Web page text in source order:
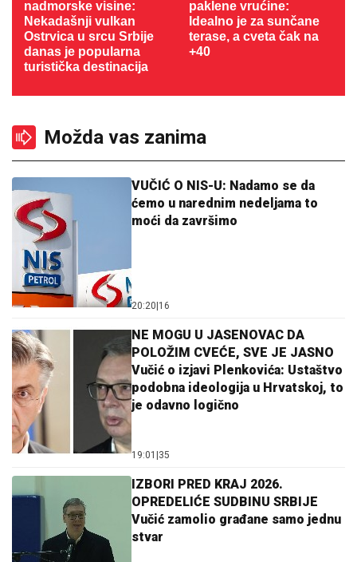
nadmorske visine:
Nekadašnji vulkan
Ostrvica u srcu Srbije
danas je popularna
turistička destinacija
paklene vrućine:
Idealno je za sunčane
terase, a cveta čak na
+40
Možda vas zanima
VUČIĆ O NIS-U: Nadamo se da
ćemo u narednim nedeljama to
moći da završimo
20:20 16
NE MOGU U JASENOVAC DA
POLOŽIM CVEĆE, SVE JE JASNO
Vučić o izjavi Plenkovića: Ustaštvo
podobna ideologija u Hrvatskoj, to
je odavno logično
19:01 35
IZBORI PRED KRAJ 2026.
OPREDELIĆE SUDBINU SRBIJE
Vučić zamolio građane samo jednu
stvar